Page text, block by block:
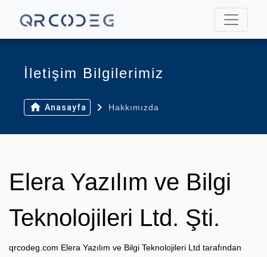
İletişim Bilgilerimiz
home Anasayfa navigate_next Hakkımızda
Elera Yazılım ve Bilgi
Teknolojileri Ltd. Şti.
qrcodeg.com Elera Yazılım ve Bilgi Teknolojileri Ltd tarafından